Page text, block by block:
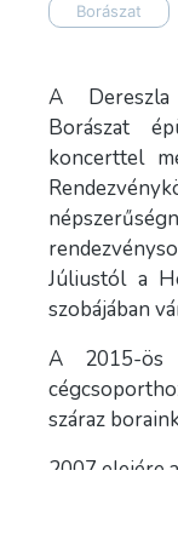
Borászat
A
Borászat
koncerttel
Júliustól a
szobájában
A 2015-ös
száraz
2007 elejére
Ekkor új